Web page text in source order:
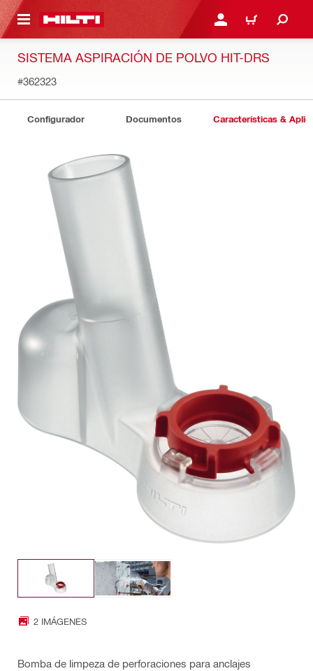
PRINCIPAL INICIE SESIÓN O
CARRITO
SISTEMA ASPIRACIÓN DE POLVO HIT-DRS
#362323
Configurador Documentos Características &
2 IMÁGENES
Bomba de limpeza de perforaciones para anclajes